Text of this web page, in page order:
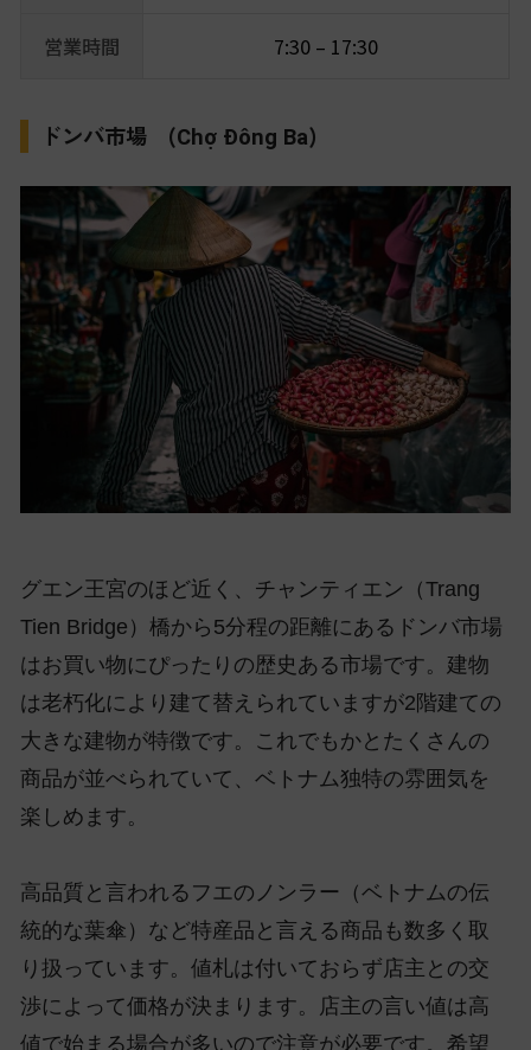
営業時間 7:30 – 17:30
ドンバ市場 (Chợ Đông Ba)
グエン王宮のほど近く、チャンティエン（Trang
Tien Bridge）橋から5分程の距離にあるドンバ市場
はお買い物にぴったりの歴史ある市場です。建物
は老朽化により建て替えられていますが2階建ての
大きな建物が特徴です。これでもかとたくさんの
商品が並べられていて、ベトナム独特の雰囲気を
楽しめます。
高品質と言われるフエのノンラー（ベトナムの伝
統的な葉傘）など特産品と言える商品も数多く取
り扱っています。値札は付いておらず店主との交
渉によって価格が決まります。店主の言い値は高
値で始まる場合が多いので注意が必要です。希望